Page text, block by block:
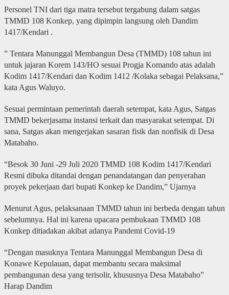
Personel TNI dari tiga matra tersebut tergabung dalam satgas
TMMD 108 Konkep, yang dipimpin langsung oleh Dandim
1417/Kendari .
” Tentara Manunggal Membangun Desa (TMMD) 108 tahun ini
untuk jajaran Korem 143/HO sesuai Progja Komando atas adalah
Kodim 1417/Kendari dan Kodim 1412 /Kolaka sebagai Pelaksana,”
kata Agus Waluyo.
Sesuai permintaan pemerintah daerah setempat, kata Agus, Satgas
TMMD bekerjasama instansi terkait dan masyarakat setempat. Di
sana, Satgas akan mengerjakan sasaran fisik dan nonfisik di Desa
Matabaho.
“Besok 30 Juni -29 Juli 2020 TMMD 108 Kodim 1417/Kendari
Resmi dibuka ditandai dengan penandatangan dan penyerahan
proyek pekerjaan dari bupati Konkep ke Dandim,” Ujarnya
Menurut Agus, pelaksanaan TMMD tahun ini berbeda dengan tahun
sebelumnya. Hal ini karena upacara pembukaan TMMD 108
Konkep ditiadakan akibat adanya Pandemi Covid-19
“Dengan masuknya Tentara Manunggal Membangun Desa di
Konawe Kepulauan, dapat membantu secara maksimal
pembangunan desa yang terisolir, khususnya Desa Matabaho”
Harap Dandim